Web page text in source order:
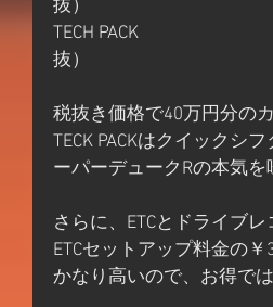
抜）
TECH PACK　　　　　　
抜）
税抜き価格で40万円分の
TECK PACKはクイックシ
ーパーデュークRの本気を
さらに、ETCとドライブ
ETCセットアップ料金の
かなり高いので、お得で